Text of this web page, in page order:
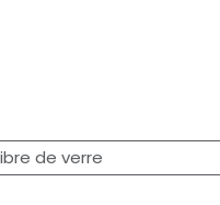
de verre